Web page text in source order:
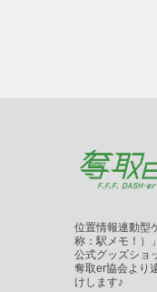
位置情報連動型
称：駅メモ！）
公式グッズショ
奪取er協会より
けします♪